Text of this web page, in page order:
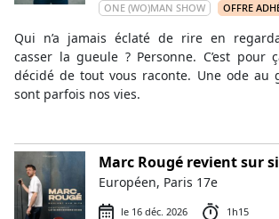
ONE (WO)MAN SHOW
OFFRE
Qui n’a jamais éclaté de rire en
casser la gueule ? Personne. C’est pour
décidé de tout vous raconte. Une ode au
sont parfois nos vies.
Marc Rougé revient sur
Européen, Paris 17e
le 16 déc. 2026
1h15